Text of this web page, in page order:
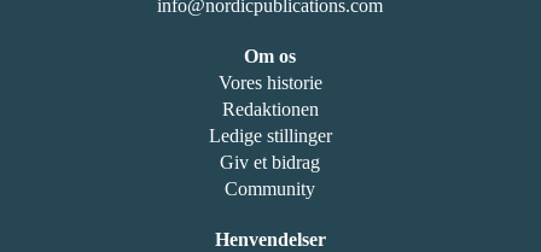
info@nordicpublications.com
Om os
Vores historie
Redaktionen
Ledige stillinger
Giv et bidrag
Community
Henvendelser